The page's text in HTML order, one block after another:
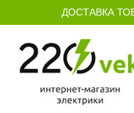
ДОСТАВКА